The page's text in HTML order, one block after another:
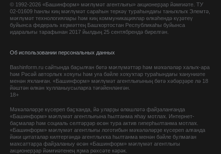
© 1992-2026 «Башинформ» мәғлүмәт агентлығы» акционерҙар йәмғиәте. ТУ
02-01609 һанлы киң мәғлүмәт сараһын теркәү тураһындағы таныҡлыҡ Элемтә,
мәғлүмәт технологиялары һәм киң коммуникациялар өлкәһендә күҙәтеү
буйынса федераль хеҙмәттең Башҡортостан Республикаһы буйынса
идаралығы тарафынан 2017 йылдың 25 сентябрендә бирелгән.
Об использовании персональных данных
Bashinform.ru сайтында баҫылған бөтә мәғлүмәттәр һәм мәҡәләләр халыҡ-ара
һәм Рәсәй авторлыҡ хоҡуғы һәм уға бәйле хоҡуҡтар тураһындағы ҡануниәте
менән яҡланған. «Башинформ» мәғлүмәт агентлығының бөтә хәбәрҙәре лә 18
йәштән өлкән ҡулланыусыларға тәғәйенләнгән.
18+
Мәҡәләләрҙе күсереп баҫҡанда, йә уларҙы өлөшләтә файҙаланғанда
«Башинформ» мәғлүмәт агентлығына һылтанма яһау мотлаҡ. Интернет-
баҫмалар һәм социаль селтәрҙәр өсөн тура актив гиперһылтанма мотлаҡ.
«Башинформ» мәғлүмәт агентлығы логотибын мәҡәләләрҙе күсереп алғанда
йәки цитаталар килтергәндә агентлыҡҡа һылтанма менән бәйле булмаған
маҡсаттарҙа файҙаланыу өсөн «Башинформ» мәғлүмәт агентлығы
акционерҙар йәмғиәтенең яҙма рөхсәте кәрәк.